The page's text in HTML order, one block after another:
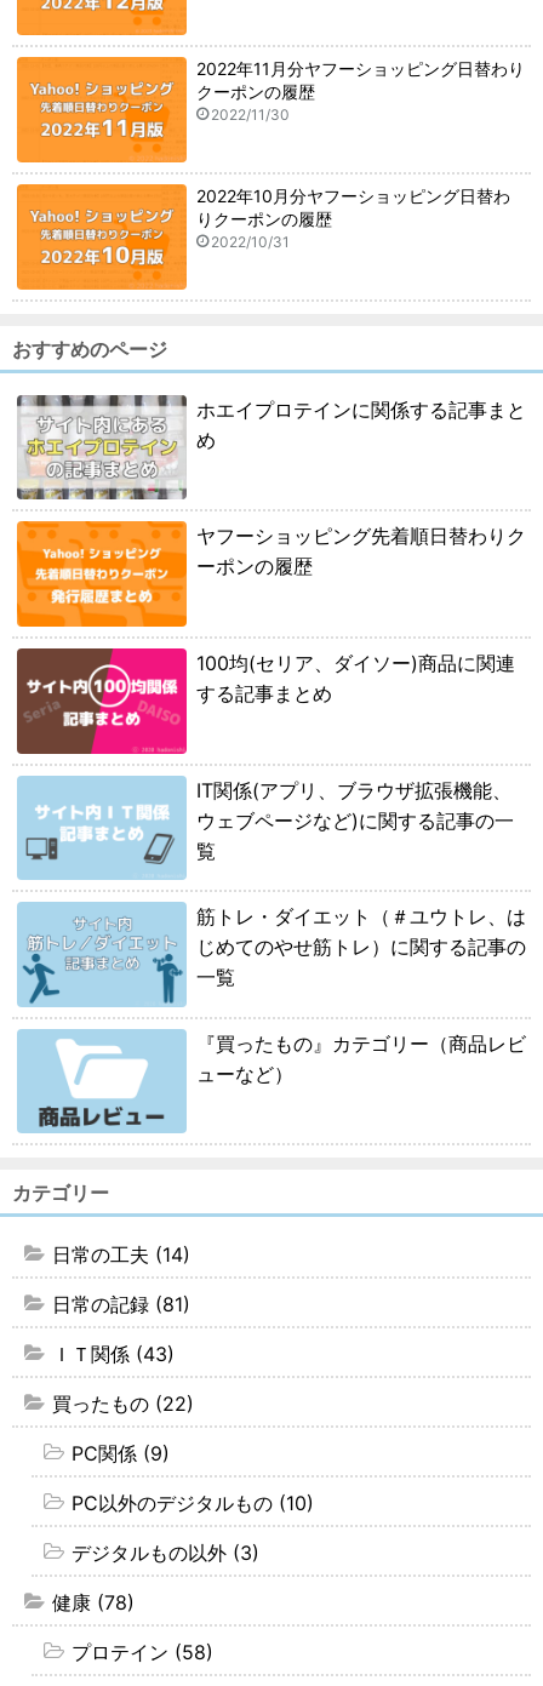
2022年11月分ヤフーショッピング日替わり
クーポンの履歴
2022/11/30
2022年10月分ヤフーショッピング日替わ
りクーポンの履歴
2022/10/31
おすすめのページ
ホエイプロテインに関係する記事まと
め
ヤフーショッピング先着順日替わりク
ーポンの履歴
100均(セリア、ダイソー)商品に関連
する記事まとめ
IT関係(アプリ、ブラウザ拡張機能、
ウェブページなど)に関する記事の一
覧
筋トレ・ダイエット（＃ユウトレ、は
じめてのやせ筋トレ）に関する記事の
一覧
『買ったもの』カテゴリー（商品レビ
ューなど）
カテゴリー
日常の工夫 (14)
日常の記録 (81)
ＩＴ関係 (43)
買ったもの (22)
PC関係 (9)
PC以外のデジタルもの (10)
デジタルもの以外 (3)
健康 (78)
プロテイン (58)